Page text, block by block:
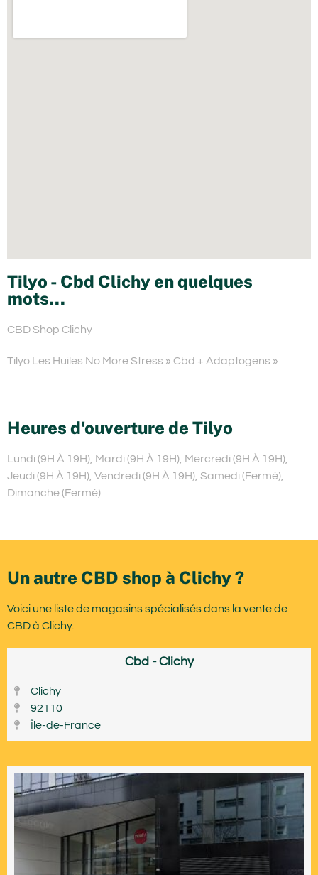
Tilyo - Cbd Clichy en quelques
mots...
CBD Shop Clichy
Tilyo Les Huiles No More Stress » Cbd + Adaptogens »
Heures d'ouverture de Tilyo
Lundi (9H À 19H), Mardi (9H À 19H), Mercredi (9H À 19H),
Jeudi (9H À 19H), Vendredi (9H À 19H), Samedi (Fermé),
Dimanche (Fermé)
Un autre CBD shop à Clichy ?
Voici une liste de magasins spécialisés dans la vente de
CBD à Clichy.
Cbd - Clichy
Clichy
92110
Île-de-France